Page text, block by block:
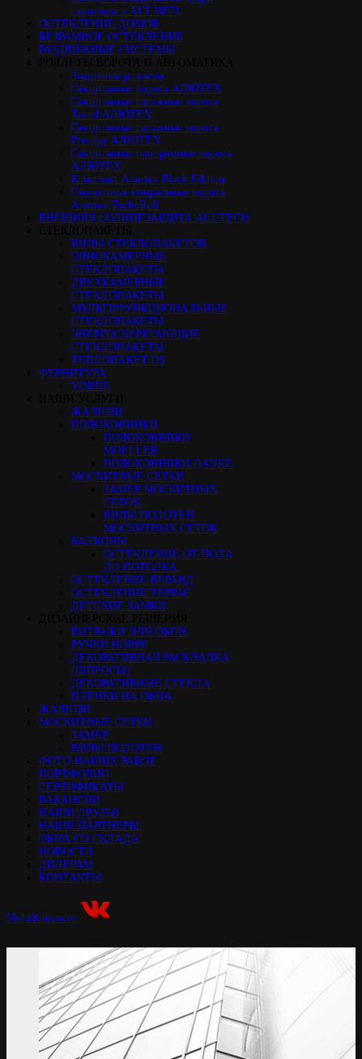
гармошка - ALT BF73
ОСТЕКЛЕНИЕ ДОМОВ
БЕЗРАМНОЕ ОСТЕКЛЕНИЕ
РАЗДВИЖНЫЕ СИСТЕМЫ
Защитные роллеты
Секционные ворота АЛЮТЕХ
Секционные гаражные ворота
Trend АЛЮТЕХ
Секционные гаражные ворота
Prestige АЛЮТЕХ
Секционные панорамные ворота
АЛЮТЕХ
Комплект Алютех Black Edition
Скоростные спиральные ворота
Алютех TurboRoll
ВНЕШНЯЯ СОЛНЦЕЗАЩИТА ALUTECH
ВИДЫ СТЕКЛОПАКЕТОВ
ОДНОКАМЕРНЫЕ
СТЕКЛОПАКЕТЫ
ДВУХКАМЕРНЫЕ
СТЕКЛОПАКЕТЫ
МУЛЬТИФУНКЦИОНАЛЬНЫЕ
СТЕКЛОПАКЕТЫ
ЭНЕРГОСБЕРЕГАЮЩИЕ
СТЕКЛОПАКЕТЫ
ТЕПЛОПАКЕТ DS
ФУРНИТУРА
VORNE
ЖАЛЮЗИ
ПОДОКОННИКИ
ПОДОКОННИКИ
MOELLER
ПОДОКОННИКИ DANKE
МОСКИТНЫЕ СЕТКИ
ЗАМЕР МОСКИТНЫХ
СЕТОК
ВИДЫ ПОЛОТЕН
МОСКИТНЫХ СЕТОК
БАЛКОНЫ
ОСТЕКЛЕНИЕ ОТ ПОЛА
ДО ПОТОЛКА
ОСТЕКЛЕНИЕ ВЕРАНД
ОСТЕКЛЕНИЕ ТЕРРАС
ДЕТСКИЕ ЗАМКИ
ВИТРАЖИ ДЛЯ ОКОН
РУЧКИ HOPPE
ДЕКОРАТИВНАЯ РАСКЛАДКА
(ШПРОСЫ)
ДЕКОРАТИВНЫЕ СТЕКЛА
ПЛЕНКИ НА ОКНА
ЖАЛЮЗИ
МОСКИТНЫЕ СЕТКИ
ЗАМЕР
ВИДЫ ПОЛОТЕН
ФОТО НАШИХ РАБОТ
ПОРТФОЛИО
СЕРТИФИКАТЫ
ВАКАНСИИ
НАШИ ДРУЗЬЯ
НАШИ ПАРТНЕРЫ
ОКНА СО СКЛАДА
НОВОСТИ
ДИЛЕРАМ
КОНТАКТЫ
Мы вКонтакте